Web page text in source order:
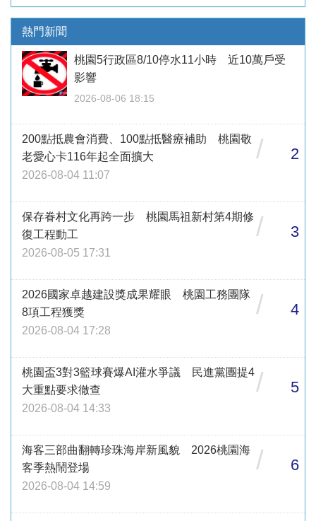
熱門新聞
桃園5行政區8/10停水11小時 近10萬戶受
影響
2026-08-06 18:15
200點抵農會消費、100點抵醫療補助 桃園敬
老愛心卡116年起全面擴大
2026-08-04 11:07
/ 2
保存眷村文化再跨一步 桃園馬祖新村第4期修
復工程動工
2026-08-05 17:31
/ 3
2026國家卓越建設獎成果耀眼 桃園工務團隊
8項工程獲獎
2026-08-04 17:28
/ 4
桃園盃3對3籃球賽爆AI灌水爭議 民進黨團提4
大重點要求徹查
2026-08-04 14:33
/ 5
海客三部曲翻轉珍珠海岸新風貌 2026桃園海
客季熱鬧登場
2026-08-04 14:59
/ 6